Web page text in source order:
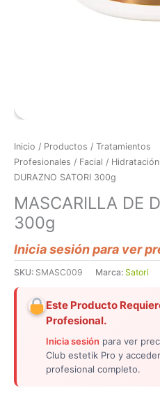
Inicio / Productos / Tratamientos
Profesionales / Facial /
DURAZNO SATORI 300g
MASCARILLA DE
300g
Inicia sesión para ver
SKU: SMASC009 Marca: Satori
Este Producto
Profesional.
Inicia sesión para ver
Club estetik Pro y
profesional completo.